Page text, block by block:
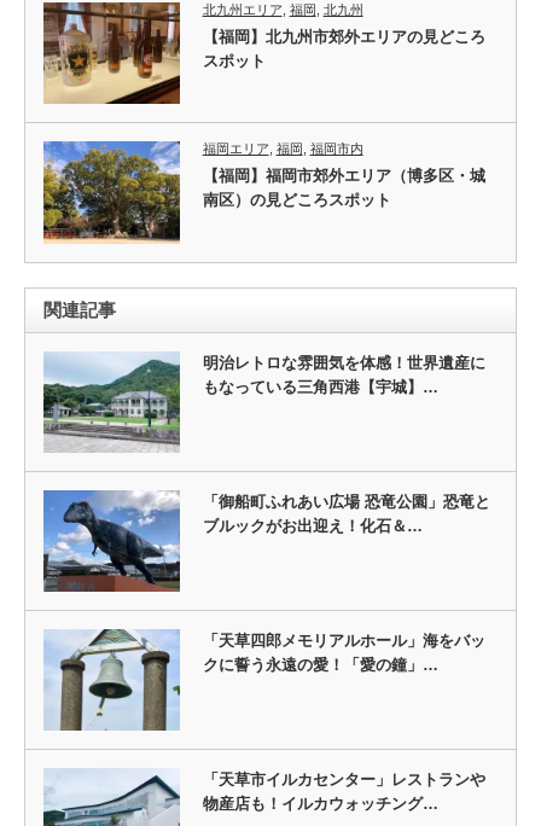
北九州エリア 福岡 北九州
【福岡】北九州市郊外エリアの見どころ
スポット
福岡エリア 福岡 福岡市内
【福岡】福岡市郊外エリア（博多区・城
南区）の見どころスポット
関連記事
明治レトロな雰囲気を体感！世界遺産に
もなっている三角西港【宇城】…
「御船町ふれあい広場 恐竜公園」恐竜と
ブルックがお出迎え！化石＆…
「天草四郎メモリアルホール」海をバッ
クに誓う永遠の愛！「愛の鐘」…
「天草市イルカセンター」レストランや
物産店も！イルカウォッチング…